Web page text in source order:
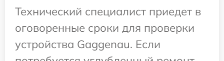
Технический специалист приедет в
оговоренные сроки для проверки
устройства Gaggenau. Если